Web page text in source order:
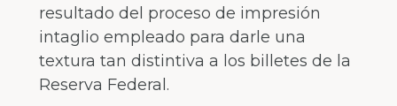
resultado del proceso de impresión
intaglio empleado para darle una
textura tan distintiva a los billetes de la
Reserva Federal.